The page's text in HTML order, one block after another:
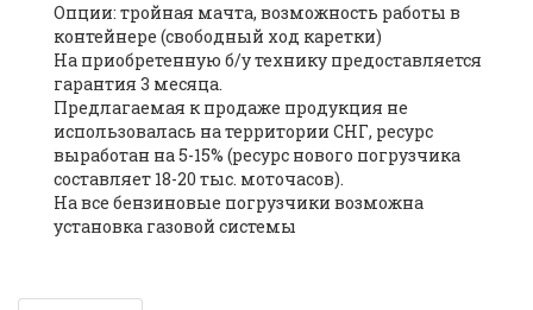
Опции: тройная мачта, возможность работы в
контейнере (свободный ход каретки)
На приобретенную б/у технику предоставляется
гарантия 3 месяца.
Предлагаемая к продаже продукция не
использовалась на территории СНГ, ресурс
выработан на 5-15% (ресурс нового погрузчика
составляет 18-20 тыс. моточасов).
На все бензиновые погрузчики возможна
установка газовой системы